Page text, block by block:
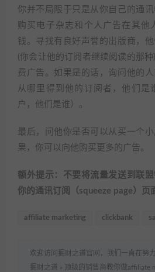
你并不局限于只是从你自己的通
购买电子杂志和个人广告在其他
钱。寻找有良好声誉的出版商，
(你会让他的订阅者继续阅读的那
费广告。如果是的话，询问他的
从哪里得到他的订阅者，他们是
户，他们是谁）。
最后，问他你是否可以从买一个
果，你可以向他购买更多的广告。
额外提示：不要将流量发送到联
你的通讯订阅（squeeze page）页
affiliate marketing clickbank
欢迎访问掘财之道官网，我们一直在努力
掘财之道 »
顶级的销售商教你做affiliate